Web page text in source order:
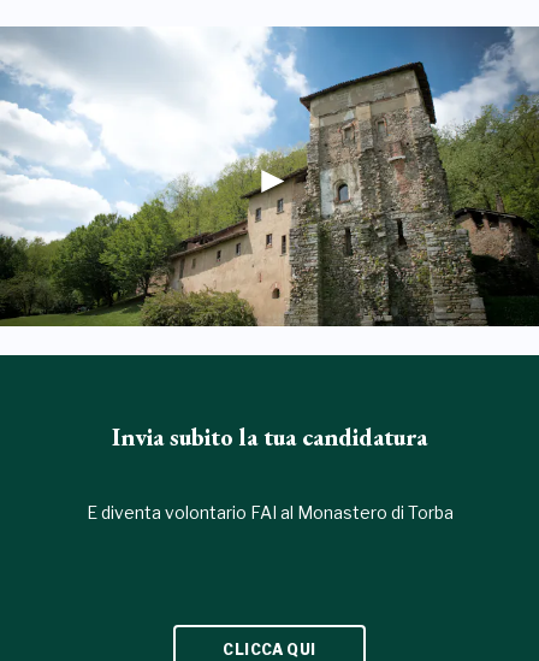
Invia subito la tua candidatura
E diventa volontario FAI al Monastero di Torba
CLICCA QUI